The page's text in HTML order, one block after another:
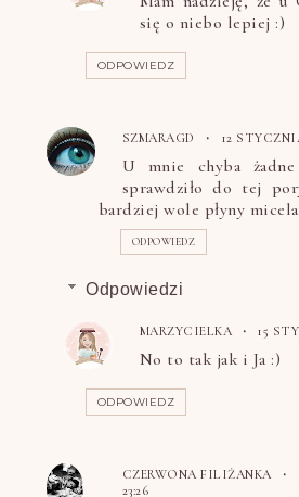
się o niebo lepiej :)
ODPOWIEDZ
SZMARAGD 12
U mnie chyba
sprawdziło do tej
bardziej wole płyny
ODPOWIEDZ
Odpowiedzi
MARZYCIELKA 15
No to tak jak i Ja :)
ODPOWIEDZ
CZERWONA FILIŻANKA
23:26